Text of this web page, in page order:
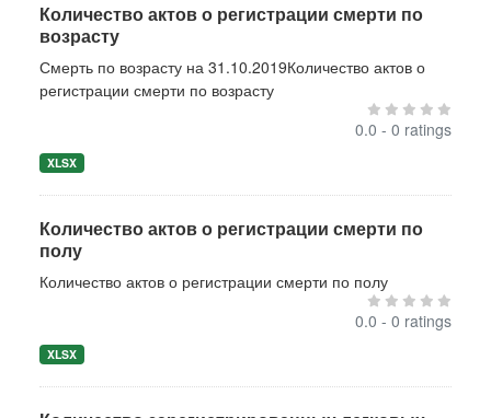
Количество актов о регистрации смерти по
возрасту
Смерть по возрасту на 31.10.2019Количество актов о
регистрации смерти по возрасту
0.0 - 0 ratings
XLSX
Количество актов о регистрации смерти по
полу
Количество актов о регистрации смерти по полу
0.0 - 0 ratings
XLSX